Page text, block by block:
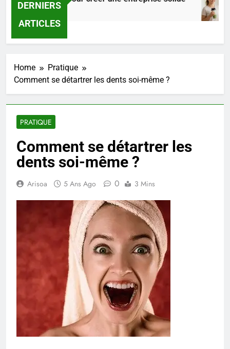
DERNIERS
ARTICLES
Ago
Home
Pratique
Comment se détartrer les dents soi-même ?
PRATIQUE
Comment se détartrer les
dents soi-même ?
Arisoa 5 Ans Ago 0 3 Mins